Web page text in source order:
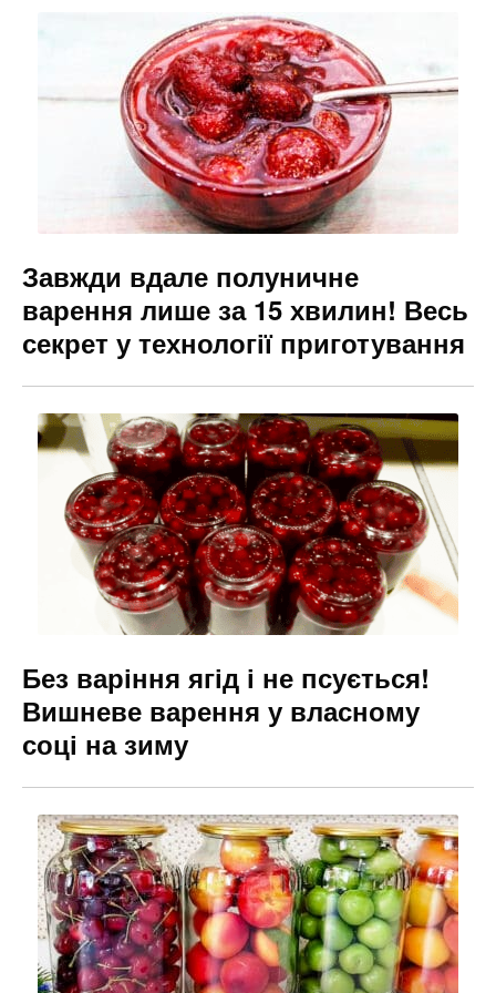
k
m n
g
er
Завжди вдале полуничне
варення лише за 15 хвилин! Весь
секрет у технології приготування
Без варіння ягід і не псується!
Вишневе варення у власному
соці на зиму